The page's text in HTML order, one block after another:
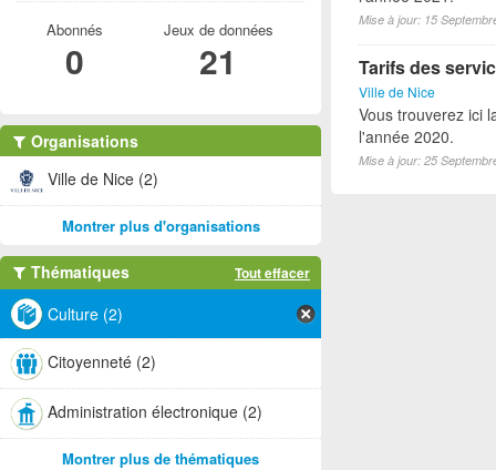
Mise à jour: 15
Tarifs des
Ville de Nice
Vous trouverez ici
l'année 2020.
Mise à jour: 25
Abonnés
0
Jeux de données
21
Organisations
Ville de Nice (2)
Montrer plus d'organisations
Thématiques Tout effacer
Culture (2)
Citoyenneté (2)
Administration électronique (2)
Montrer plus de thématiques